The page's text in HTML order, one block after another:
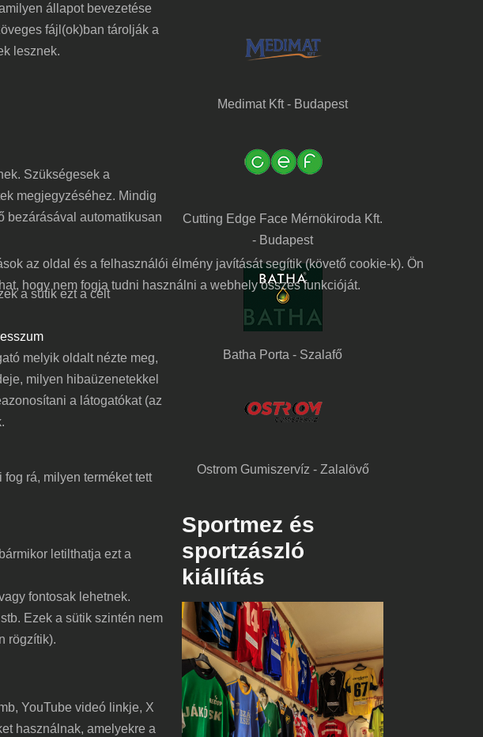
állapot bevezetése
fájl(ok)ban tárolják a
lesznek.
Szükségesek a
megjegyzéséhez. Mindig
bezárásával automatikusan
a sütik ezt a célt
melyik oldalt nézte meg,
milyen hibaüzenetekkel
a látogatókat (az
rá, milyen terméket tett
letilthatja ezt a
fontosak lehetnek.
Ezek a sütik szintén nem
rögzítik).
YouTube videó linkje, X
használnak, amelyekre a
Medimat Kft - Budapest
Cutting Edge Face Mérnökiroda Kft.
- Budapest
Batha Porta - Szalafő
Ostrom Gumiszervíz - Zalalövő
Sportmez és
sportzászló
kiállítás
az oldal és a felhasználói élmény javítását segítik (követő cookie-k). Ön
hogy nem fogja tudni használni a webhely összes funkcióját.